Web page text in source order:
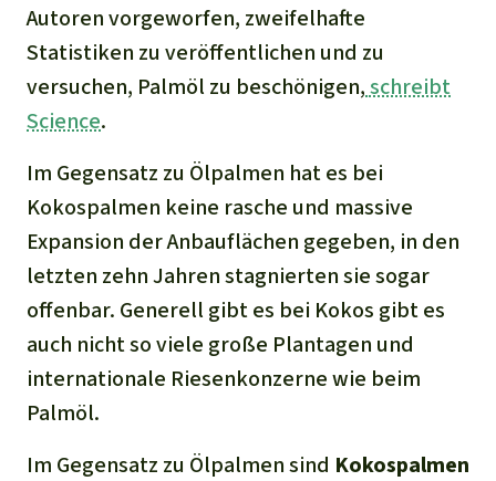
Autoren vorgeworfen, zweifelhafte
Statistiken zu veröffentlichen und zu
versuchen, Palmöl zu beschönigen,schreibt
Science.
Im Gegensatz zu Ölpalmen hat es bei
Kokospalmen keine rasche und massive
Expansion der Anbauflächen gegeben, in den
letzten zehn Jahren stagnierten sie sogar
offenbar. Generell gibt es bei Kokos gibt es
auch nicht so viele große Plantagen und
internationale Riesenkonzerne wie beim
Palmöl.
Im Gegensatz zu Ölpalmen sind Kokospalmen